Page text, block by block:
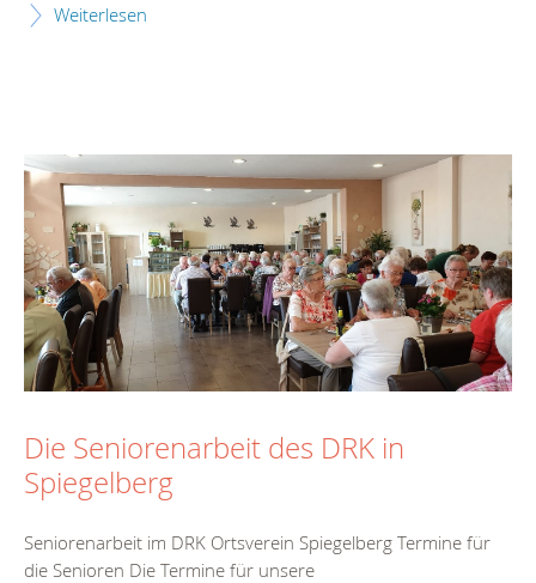
Weiterlesen
Die Seniorenarbeit des DRK in
Spiegelberg
Seniorenarbeit im DRK Ortsverein Spiegelberg Termine für
die Senioren Die Termine für unsere